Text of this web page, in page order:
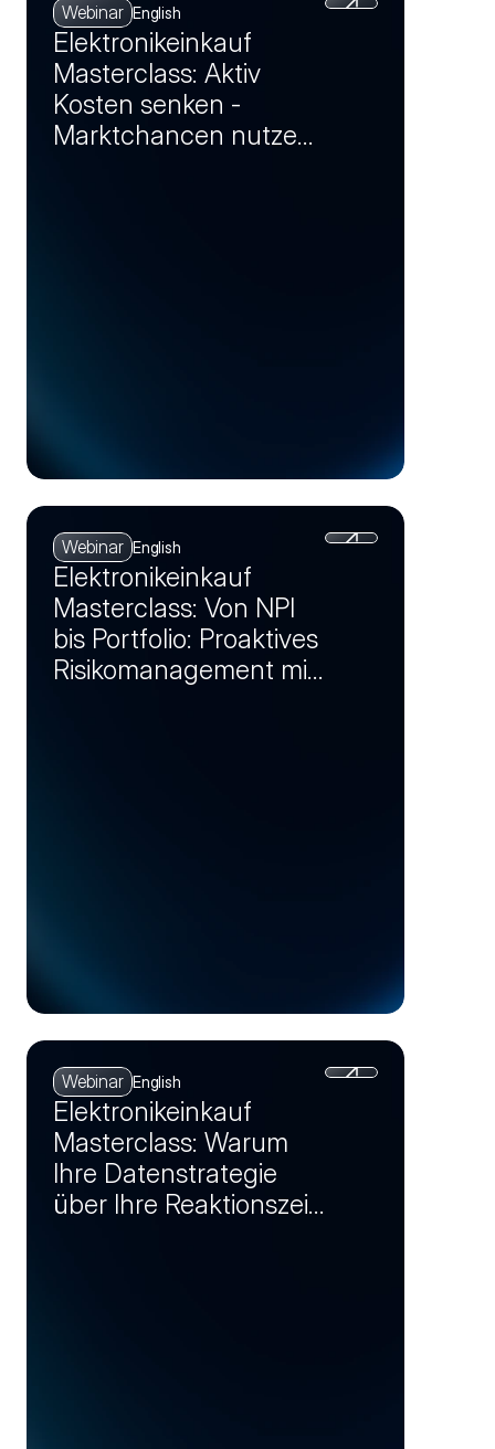
Webinar English
Elektronikeinkauf
Masterclass: Aktiv
Kosten senken -
Marktchancen nutzen
Webinar English
Elektronikeinkauf
Masterclass: Von NPI
bis Portfolio: Proaktives
Risikomanagement mit
Webinar English
Elektronikeinkauf
Masterclass: Warum
Ihre Datenstrategie
über Ihre Reaktionszeit